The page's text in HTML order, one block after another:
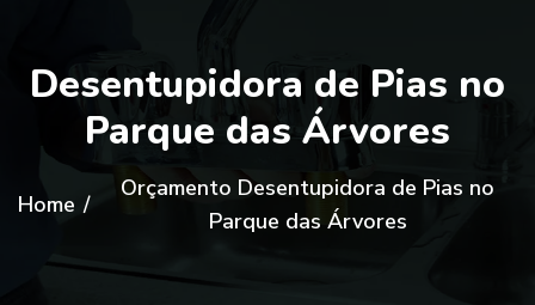
Desentupidora de Pias no
Parque das Árvores
Home /
Orçamento Desentupidora de Pias no
Parque das Árvores